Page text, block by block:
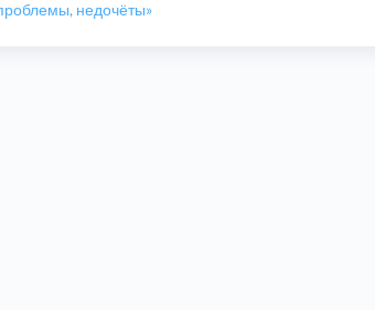
недочёты»